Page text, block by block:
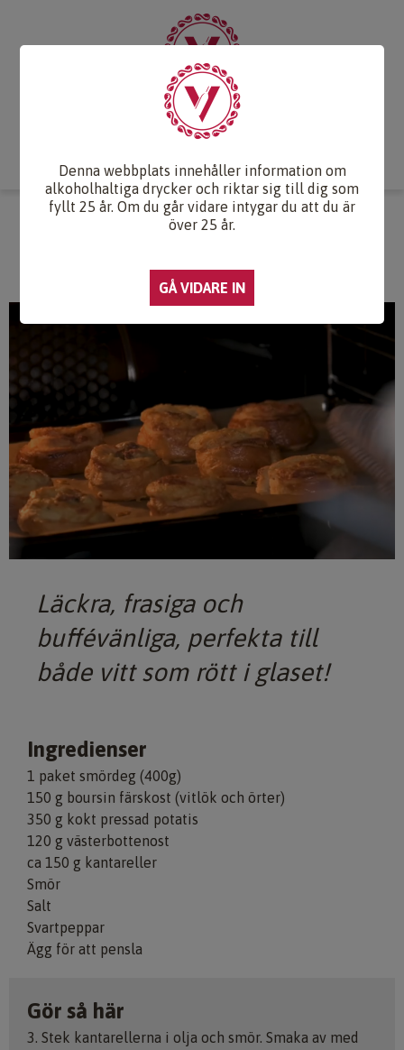
Druvlexikon
Webb-TV Om oss
FRASIGA POTATISBAKELSER MED
Läckra, frasiga och
buffévänliga, perfekta till
både vitt som rött i glaset!
Ingredienser
1 paket smördeg (400g)
150 g boursin färskost (vitlök och örter)
350 g kokt pressad potatis
120 g västerbottenost
ca 150 g kantareller
Smör
Salt
Svartpeppar
Ägg för att pensla
Gör så här
3. Stek kantarellerna i olja och smör. Smaka av med
Denna webbplats innehåller information om
alkoholhaltiga drycker och riktar sig till dig som
fyllt 25 år. Om du går vidare intygar du att du är
över 25 år.